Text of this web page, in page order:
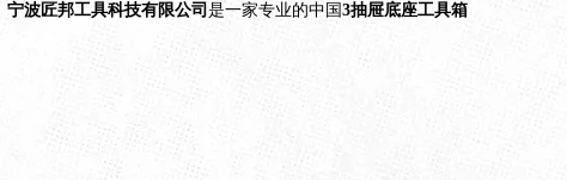
宁波匠邦工具科技有限公司 是一家专业的中国 3抽屉底座工具箱